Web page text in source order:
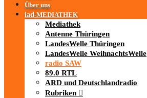
Über uns
iad-MEDIATHEK
Mediathek
Antenne Thüringen
LandesWelle Thüringen
LandesWelle WeihnachtsWelle
radio SAW
89.0 RTL
ARD und Deutschlandradio
Rubriken